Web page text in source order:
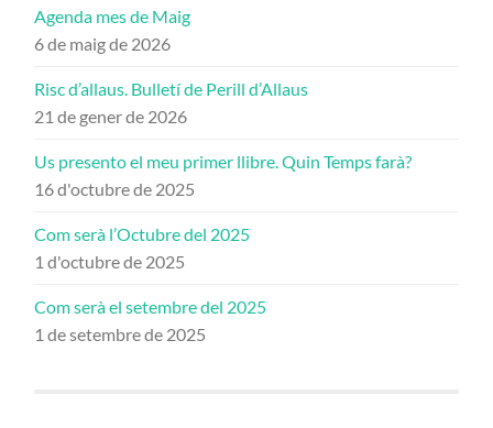
Agenda mes de Maig
6 de maig de 2026
Risc d’allaus. Bulletí de Perill d’Allaus
21 de gener de 2026
Us presento el meu primer llibre. Quin Temps farà?
16 d'octubre de 2025
Com serà l’Octubre del 2025
1 d'octubre de 2025
Com serà el setembre del 2025
1 de setembre de 2025